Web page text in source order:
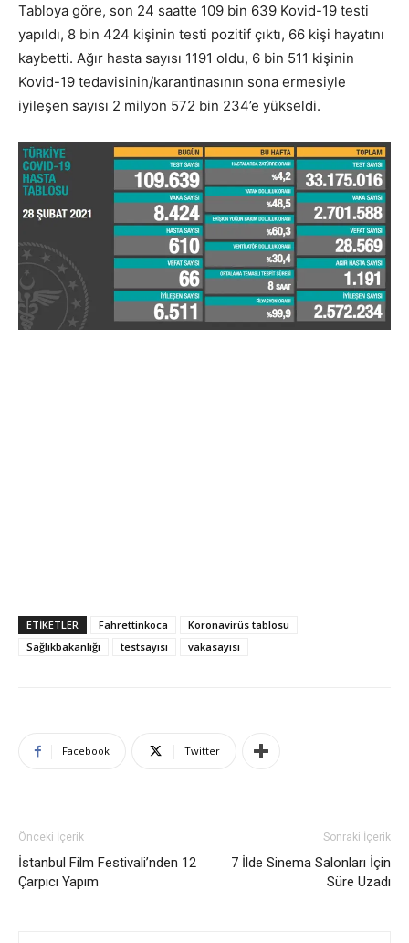
Tabloya göre, son 24 saatte 109 bin 639 Kovid-19 testi
yapıldı, 8 bin 424 kişinin testi pozitif çıktı, 66 kişi hayatını
kaybetti. Ağır hasta sayısı 1191 oldu, 6 bin 511 kişinin
Kovid-19 tedavisinin/karantinasının sona ermesiyle
iyileşen sayısı 2 milyon 572 bin 234’e yükseldi.
ETIKETLER Fahrettinkoca
Koronavirüs tablosu
Sağlıkbakanlığı
testsayısı vakasayısı
Facebook Twitter
Önceki İçerik
İstanbul Film Festivali’nden 12
Çarpıcı Yapım
Sonraki İçerik
7 İlde Sinema Salonları İçin
Süre Uzadı